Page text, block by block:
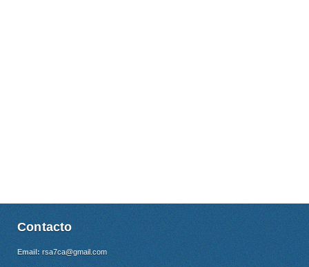
Contacto
Email: rsa7ca@gmail.com